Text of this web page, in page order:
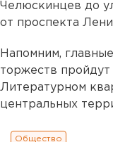
Челюскинцев до
от проспекта
Напомним,
торжеств
Литературном
центральных
Общество